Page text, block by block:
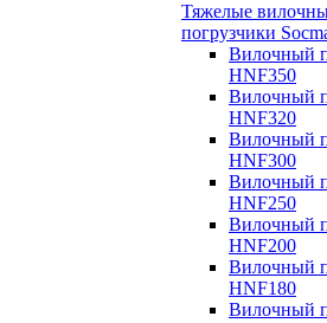
Тяжелые
погрузчики
Вилочный
HNF350
Вилочный
HNF320
Вилочный
HNF300
Вилочный
HNF250
Вилочный
HNF200
Вилочный
HNF180
Вилочный